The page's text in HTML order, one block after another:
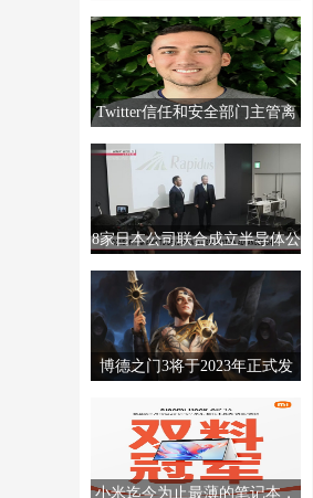
MTTS80，售价2999元。
Twitter信任和安全部门主管离
职，销售经理撤回辞呈
8家日本公司联合成立半导体公
司Rapidus，制造高级芯片。
博德之门3将于2023年正式发
小米迄今为止最薄的笔记本，